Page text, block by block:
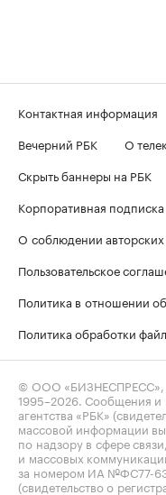
Контактная информация
Вечерний РБК
О
Скрыть баннеры на РБК
Корпоративная подписка
О соблюдении авторских
Пользовательское
Политика в отношении
Политика обработки
© ООО
1995–2026. Сообщения и
агентства «РБК»
массовой информации
по надзору в сфере
и массовых
за номером ИА №ФС77-
(свидетельство о